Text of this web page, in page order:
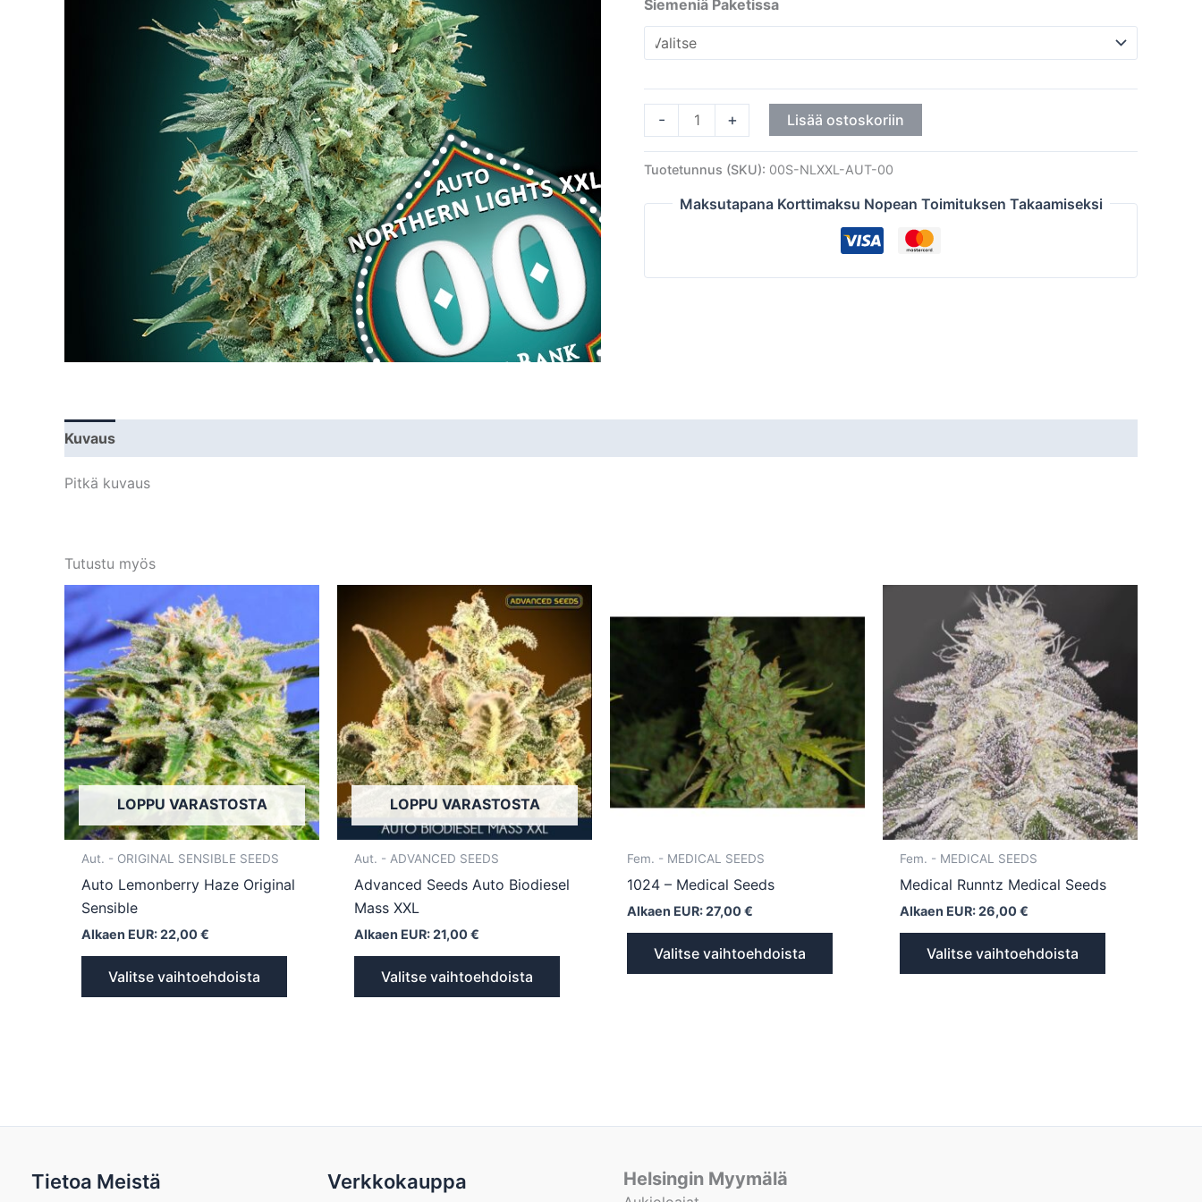
Siemeniä Paketissa
- + Lisää ostoskoriin
Tuotetunnus (SKU): 00S-NLXXL-AUT-00
Maksutapana Korttimaksu Nopean Toimituksen Takaamiseksi
Kuvaus
Pitkä kuvaus
Tutustu myös
LOPPU VARASTOSTA
Aut. - ORIGINAL SENSIBLE SEEDS
Auto Lemonberry Haze Original
Sensible
Alkaen EUR:22,00€
Valitse vaihtoehdoista
on
useampi
muunnelma.
Voit
tehdä
valinnat
tuotteen
sivulla.
LOPPU VARASTOSTA
Aut. - ADVANCED SEEDS
Advanced Seeds Auto Biodiesel
Mass XXL
Alkaen EUR:21,00€
Valitse vaihtoehdoista
Tällä
tuotteella
muunnelma.
Voit
tehdä
valinnat
tuotteen
sivulla.
Fem. - MEDICAL SEEDS
1024 – Medical Seeds
Alkaen EUR:27,00€
Valitse vaihtoehdoista
tuotteella
muunnelma.
Voit
tehdä
valinnat
tuotteen
sivulla.
Fem. - MEDICAL SEEDS
Medical Runntz Medical Seeds
Alkaen EUR:26,00€
Valitse vaihtoehdoista
useampi
Voit
tehdä
valinnat
tuotteen
sivulla.
Tietoa Meistä Verkkokauppa Helsingin Myymälä